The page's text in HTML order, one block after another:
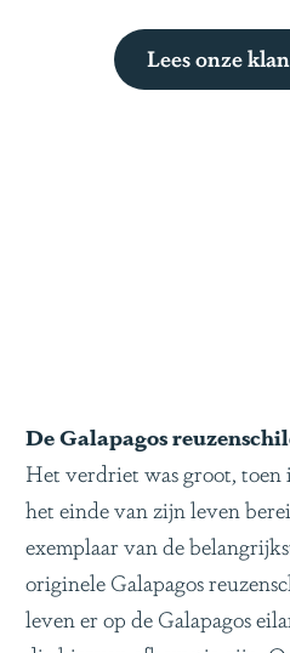
Lees onze
De Galapagos
Het verdriet was groot, toen
het einde van zijn leven
exemplaar van de
originele Galapagos
leven er op de Galapagos